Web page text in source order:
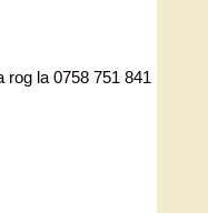
la 0758 751 841